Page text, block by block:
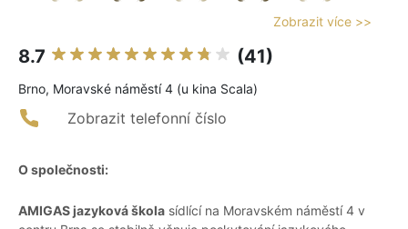
Zobrazit více >>
8.7 (41)
Brno, Moravské náměstí 4 (u kina Scala)
Zobrazit telefonní číslo
O společnosti:
AMIGAS jazyková škola sídlící na Moravském náměstí 4 v